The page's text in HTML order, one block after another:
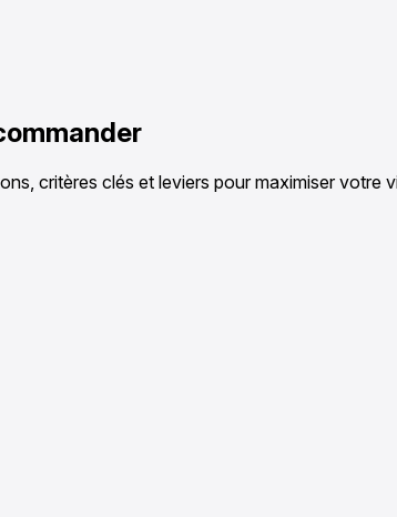
critères clés et leviers pour maximiser votre